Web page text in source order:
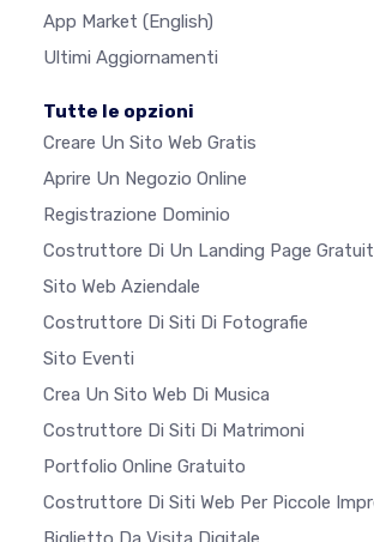
App Market (English)
Ultimi Aggiornamenti
Tutte le opzioni
Creare Un Sito Web Gratis
Aprire Un Negozio Online
Registrazione Dominio
Costruttore Di Un Landing Page
Sito Web Aziendale
Costruttore Di Siti Di Fotografie
Sito Eventi
Crea Un Sito Web Di Musica
Costruttore Di Siti Di Matrimoni
Portfolio Online Gratuito
Costruttore Di Siti Web Per Piccole